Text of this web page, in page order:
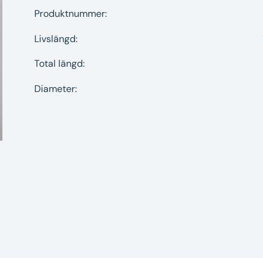
Produktnummer:
Livslängd:
Total längd:
Diameter: